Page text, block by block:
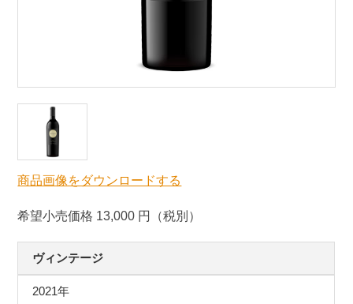
商品画像をダウンロードする
希望小売価格 13,000 円（税別）
ヴィンテージ
2021年